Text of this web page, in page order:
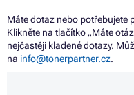
Máte dotaz nebo potřebujete
Klikněte na tlačítko „Máte
nejčastěji kladené dotazy.
na info@tonerpartner.cz.